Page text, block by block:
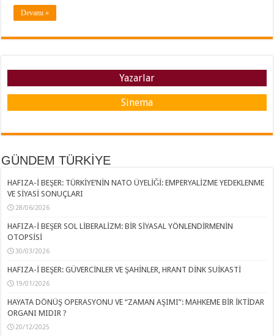
Devamı »
Yazarlar
Sinema
GÜNDEM TÜRKİYE
HAFIZA-İ BEŞER: TÜRKİYE’NİN NATO ÜYELİĞİ: EMPERYALİZME YEDEKLENME
VE SİYASİ SONUÇLARI
28/06/2026
HAFIZA-İ BEŞER SOL LİBERALİZM: BİR SİYASAL YÖNLENDİRMENİN
OTOPSİSİ
30/03/2026
HAFIZA-İ BEŞER: GÜVERCİNLER VE ŞAHİNLER, HRANT DİNK SUİKASTİ
19/01/2026
HAYATA DÖNÜŞ OPERASYONU VE “ZAMAN AŞIMI”: MAHKEME BİR İKTİDAR
ORGANI MIDIR ?
20/12/2025